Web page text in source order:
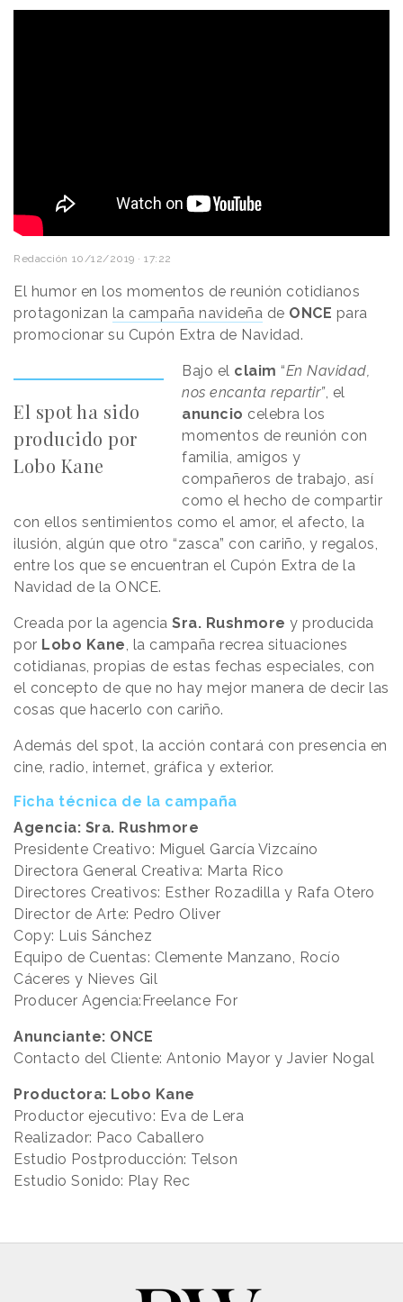
Redacción 10/12/2019 · 17:22
El humor en los momentos de reunión cotidianos
protagonizan la campaña navideña de ONCE para
promocionar su Cupón Extra de Navidad.
El spot ha sido
producido por
Lobo Kane
Bajo el claim “En Navidad,
nos encanta repartir”, el
anuncio celebra los
momentos de reunión con
familia, amigos y
compañeros de trabajo, así
como el hecho de compartir
con ellos sentimientos como el amor, el afecto, la
ilusión, algún que otro “zasca” con cariño, y regalos,
entre los que se encuentran el Cupón Extra de la
Navidad de la ONCE.
Creada por la agencia Sra. Rushmore y producida
por Lobo Kane, la campaña recrea situaciones
cotidianas, propias de estas fechas especiales, con
el concepto de que no hay mejor manera de decir las
cosas que hacerlo con cariño.
Además del spot, la acción contará con presencia en
cine, radio, internet, gráfica y exterior.
Ficha técnica de la campaña
Agencia: Sra. Rushmore
Presidente Creativo: Miguel García Vizcaíno
Directora General Creativa: Marta Rico
Directores Creativos: Esther Rozadilla y Rafa Otero
Director de Arte: Pedro Oliver
Copy: Luis Sánchez
Equipo de Cuentas: Clemente Manzano, Rocío
Cáceres y Nieves Gil
Producer Agencia:Freelance For
Anunciante: ONCE
Contacto del Cliente: Antonio Mayor y Javier Nogal
Productora: Lobo Kane
Productor ejecutivo: Eva de Lera
Realizador: Paco Caballero
Estudio Postproducción: Telson
Estudio Sonido: Play Rec